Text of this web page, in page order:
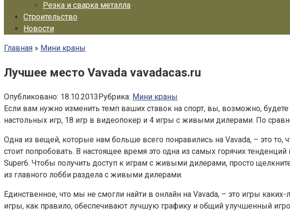
Резка и сварка металла
Строительство
Новости
Главная » Мини краны
Лучшее место Vavada vavadacas.ru
Опубликовано: 18.10.2013Рубрика: Мини краны
Если вам нужно изменить темп ваших ставок на спорт, вы, возможно,
настольных игр, 18 игр в видеопокер и 4 игры с живыми дилерами. По
Одна из вещей, которые нам больше всего понравились на Vavada, – это
стоит попробовать. В настоящее время это одна из самых горячих
Super6. Чтобы получить доступ к играм с живыми дилерами, просто
из главного лобби раздела с живыми дилерами.
Единственное, что мы не смогли найти в онлайн на Vavada, – это игры
игры, как правило, обеспечивают лучшую графику и общий улучшенный